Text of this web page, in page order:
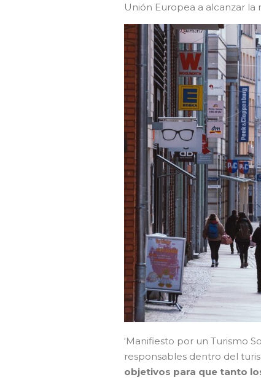
Unión Europea a alcanzar la
‘Manifiesto por un Turismo
responsables dentro del
objetivos para que tanto